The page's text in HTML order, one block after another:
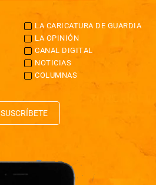
LA CARICATURA DE GUARDIA
LA OPINIÓN
CANAL DIGITAL
NOTICIAS
COLUMNAS
SUSCRÍBETE